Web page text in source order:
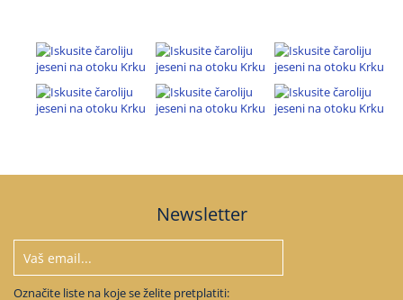
Newsletter
Označite liste na koje se želite pretplatiti: